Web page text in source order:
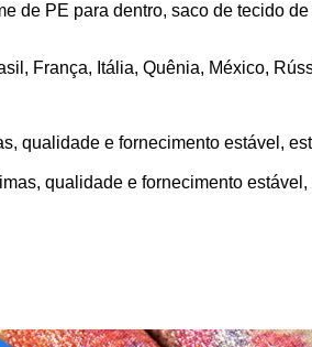
de PE para dentro, saco de tecido
França, Itália, Quênia, México,
qualidade e fornecimento estável,
qualidade e fornecimento